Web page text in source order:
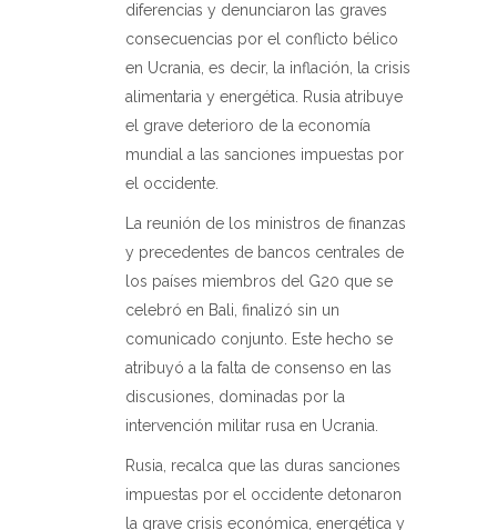
diferencias y denunciaron las graves
consecuencias por el conflicto bélico
en Ucrania, es decir, la inflación, la crisis
alimentaria y energética. Rusia atribuye
el grave deterioro de la economía
mundial a las sanciones impuestas por
el occidente.
La reunión de los ministros de finanzas
y precedentes de bancos centrales de
los países miembros del G20 que se
celebró en Bali, finalizó sin un
comunicado conjunto. Este hecho se
atribuyó a la falta de consenso en las
discusiones, dominadas por la
intervención militar rusa en Ucrania.
Rusia, recalca que las duras sanciones
impuestas por el occidente detonaron
la grave crisis económica, energética y